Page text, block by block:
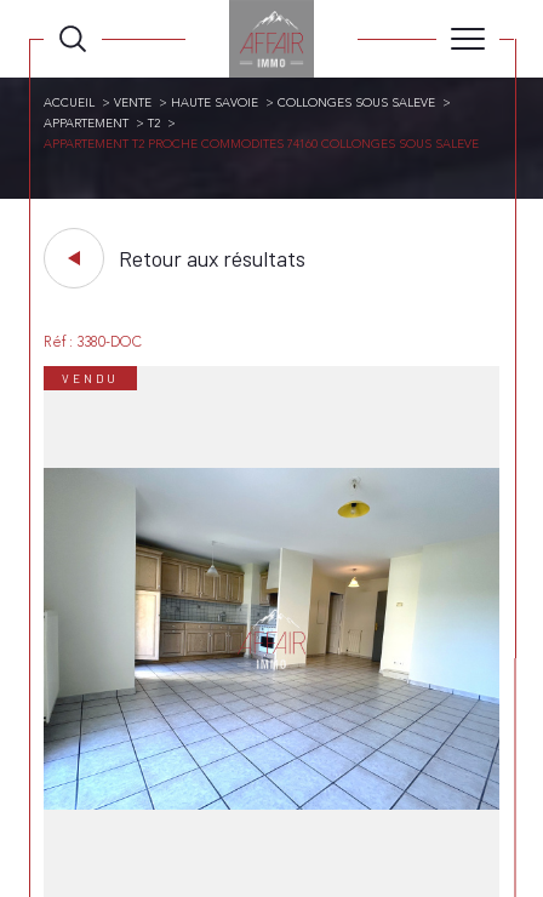
ACCUEIL VENTE HAUTE SAVOIE
COLLONGES SOUS SALEVE
APPARTEMENT
T2
APPARTEMENT T2 PROCHE COMMODITES 74160 COLLONGES SOUS SALEVE
Retour aux résultats
Réf : 3380-DOC
VENDU